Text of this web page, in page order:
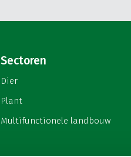
Sectoren
Dier
Plant
Multifunctionele landbouw